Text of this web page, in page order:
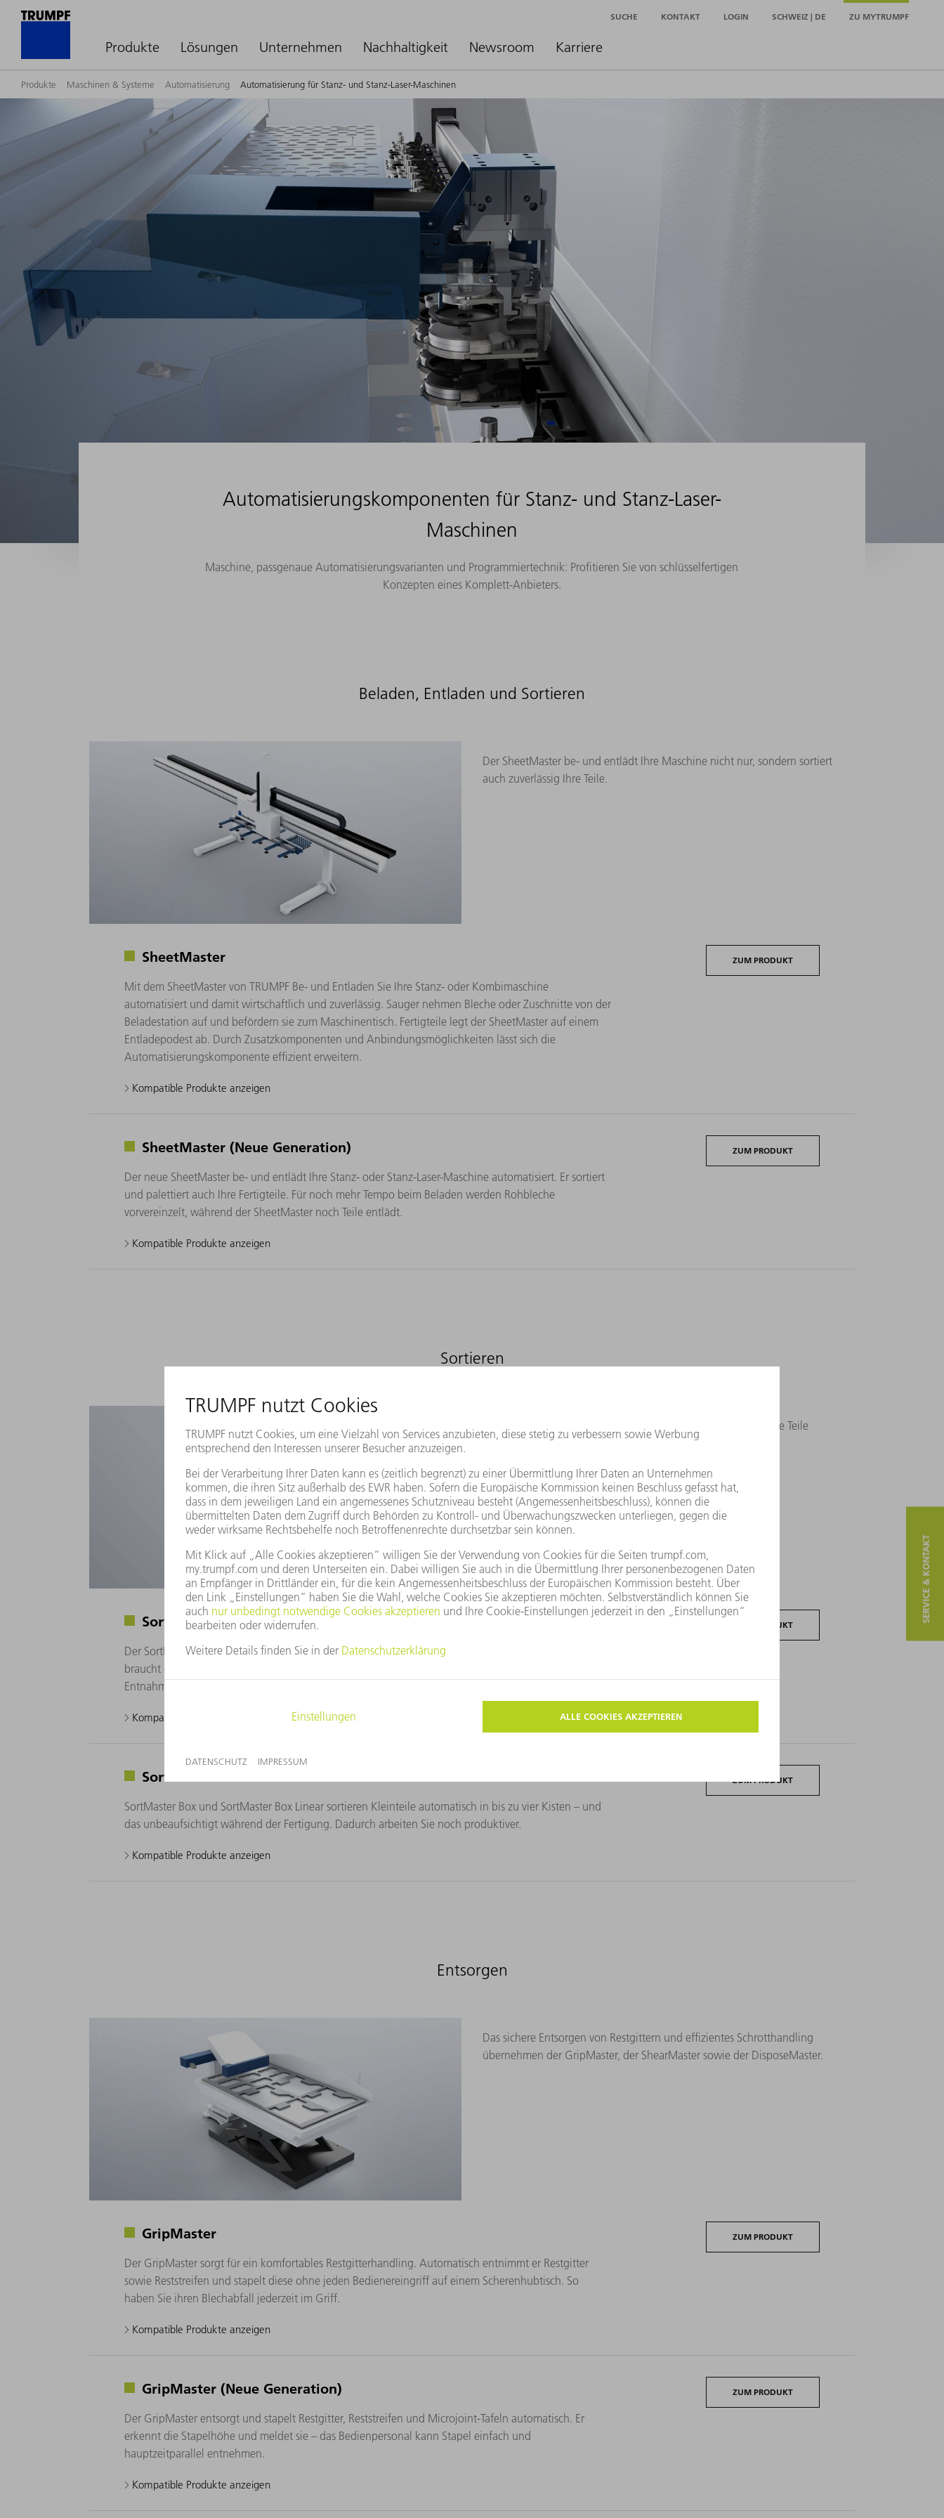
Produkte Lösungen Unternehmen Nachhaltigkeit Newsroom Karriere
SUCHE KONTAKT LOGIN SCHWEIZ | DE ZU MYTRUMPF
Produkte Maschinen & Systeme Automatisierung Automatisierung für Stanz- und Stanz-Laser-Maschinen
Automatisierungskomponenten für Stanz- und Stanz-Laser-
Maschinen
Maschine, passgenaue Automatisierungsvarianten und Programmiertechnik: Profitieren Sie von schlüsselfertigen
Konzepten eines Komplett-Anbieters.
Beladen, Entladen und Sortieren
Der SheetMaster be- und entlädt Ihre Maschine nicht nur, sondern sortiert
auch zuverlässig Ihre Teile.
SheetMaster
Mit dem SheetMaster von TRUMPF Be- und Entladen Sie Ihre Stanz- oder Kombimaschine
automatisiert und damit wirtschaftlich und zuverlässig. Sauger nehmen Bleche oder Zuschnitte von der
Beladestation auf und befördern sie zum Maschinentisch. Fertigteile legt der SheetMaster auf einem
Entladepodest ab. Durch Zusatzkomponenten und Anbindungsmöglichkeiten lässt sich die
Automatisierungskomponente effizient erweitern.
Kompatible Produkte anzeigen
ZUM PRODUKT
SheetMaster (Neue Generation)
Der neue SheetMaster be- und entlädt Ihre Stanz- oder Stanz-Laser-Maschine automatisiert. Er sortiert
und palettiert auch Ihre Fertigteile. Für noch mehr Tempo beim Beladen werden Rohbleche
vorvereinzelt, während der SheetMaster noch Teile entlädt.
Kompatible Produkte anzeigen
ZUM PRODUKT
Sortieren
Der SortMaster Compact entlädt Ihre Maschine und sortiert ihre Teile
zuverlässig.
SortMaster Compact
Der SortMaster Compact entlädt Ihre Stanz- oder Stanz-Laser-Maschine automatisiert und sicher. Dafür
braucht er nur wenig Platz. Filigrane Sauger greifen nahezu jedes Teil und sorgen so für eine kurze
Entnahmezeit. Fertigteile sortiert und stapelt der SortMaster Compact auf Standardladungsträger.
Kompatible Produkte anzeigen
ZUM PRODUKT
SortMaster Box / SortMaster Box Linear
SortMaster Box und SortMaster Box Linear sortieren Kleinteile automatisch in bis zu vier Kisten – und
das unbeaufsichtigt während der Fertigung. Dadurch arbeiten Sie noch produktiver.
Kompatible Produkte anzeigen
ZUM PRODUKT
Entsorgen
Das sichere Entsorgen von Restgittern und effizientes Schrotthandling
übernehmen der GripMaster, der ShearMaster sowie der DisposeMaster.
GripMaster
Der GripMaster sorgt für ein komfortables Restgitterhandling. Automatisch entnimmt er Restgitter
sowie Reststreifen und stapelt diese ohne jeden Bedienereingriff auf einem Scherenhubtisch. So
haben Sie ihren Blechabfall jederzeit im Griff.
Kompatible Produkte anzeigen
ZUM PRODUKT
GripMaster (Neue Generation)
Der GripMaster entsorgt und stapelt Restgitter, Reststreifen und Microjoint-Tafeln automatisch. Er
erkennt die Stapelhöhe und meldet sie – das Bedienpersonal kann Stapel einfach und
hauptzeitparallel entnehmen.
Kompatible Produkte anzeigen
ZUM PRODUKT
SERVICE & KONTAKT